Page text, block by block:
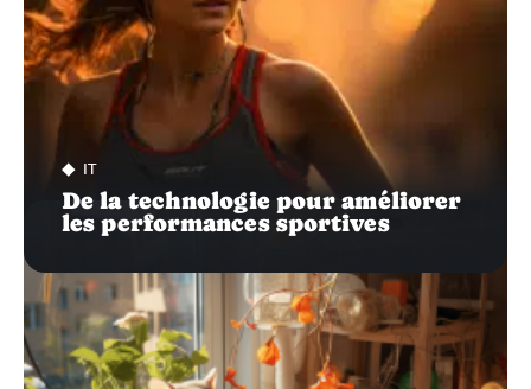
IT
De la technologie pour améliorer
les performances sportives